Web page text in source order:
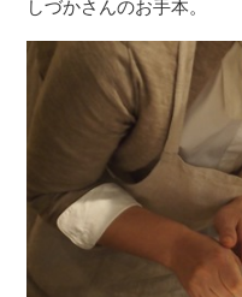
しづかさんのお手本。